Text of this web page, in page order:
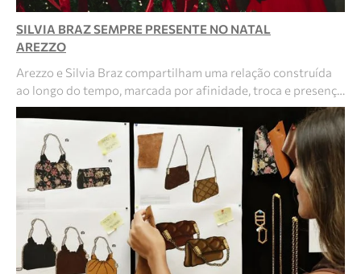
SILVIA BRAZ SEMPRE PRESENTE NO NATAL
AREZZO
Arezzo e Silvia Braz compartilham uma relação construída
ao longo do tempo, marcada por afinidade, troca e presenç…